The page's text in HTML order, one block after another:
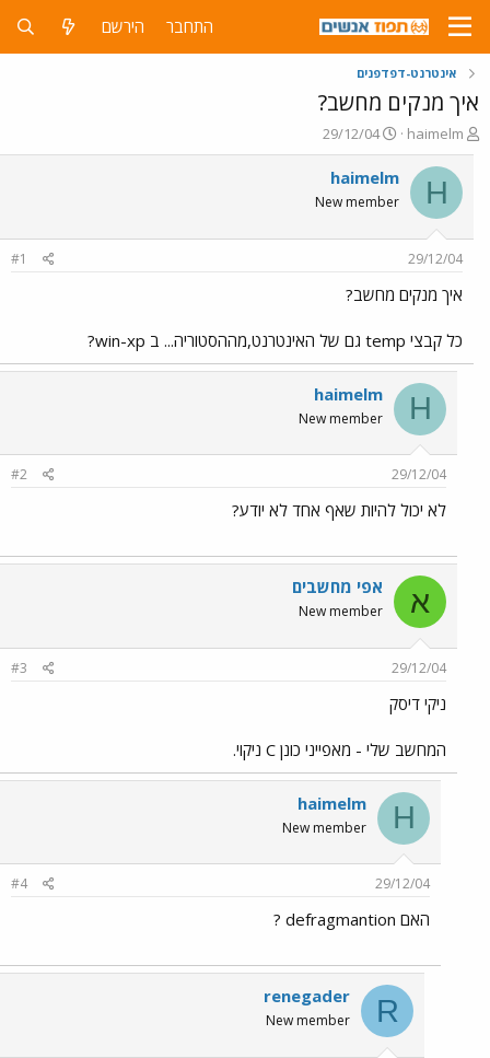
התחבר הירשם
אינטרנט-דפדפנים
איך מנקים מחשב?
פ
ו
ת
ח
ה
ש
א
haimelm
פ
ו
ר
ס
ם
ר
29/12/04
H
haimelm
New member
29/12/04
#1
איך מנקים מחשב?
כל קבצי temp גם של האינטרנט,מההסטוריה... ב win-xp?
H
haimelm
New member
29/12/04
#2
לא יכול להיות שאף אחד לא יודע?
א אפי מחשבים
New member
29/12/04
#3
ניקי דיסק
המחשב שלי - מאפייני כונן C ניקוי.
H
haimelm
New member
29/12/04
#4
האם defragmantion ?
R
renegader
New member